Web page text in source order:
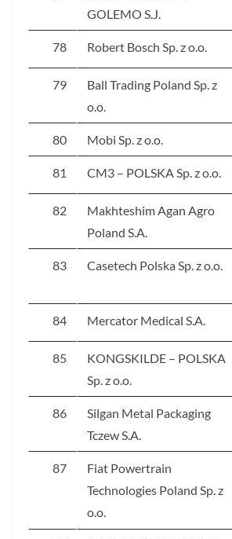
GOLEMO S.J.
78 Robert Bosch Sp. z o.o.
79
Ball Trading Poland Sp. z
o.o.
80 Mobi Sp. z o.o.
81 CM3 – POLSKA Sp. z o.o.
82
Makhteshim Agan Agro
Poland S.A.
83 Casetech Polska Sp. z o.o.
84 Mercator Medical S.A.
85
KONGSKILDE – POLSKA
Sp. z o.o.
86
Silgan Metal Packaging
Tczew S.A.
87
Fiat Powertrain
Technologies Poland Sp. z
o.o.